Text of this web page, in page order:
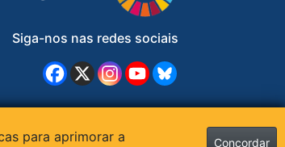
Siga-nos nas redes sociais
para aprimorar a Concordar